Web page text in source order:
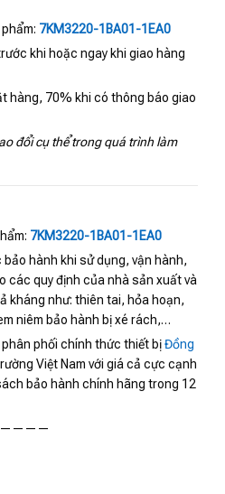
7KM3220-1BA01-1EA0
khi hoặc ngay khi giao hàng
hàng, 70% khi có thông báo giao
đổi cụ thể trong quá trình làm
7KM3220-1BA01-1EA0
hành khi sử dụng, vận hành,
các quy định của nhà sản xuất và
kháng như: thiên tai, hỏa hoạn,
niêm bảo hành bị xé rách,…
phân phối chính thức thiết bịĐồng
Việt Nam với giá cả cực cạnh
bảo hành chính hãng trong 12